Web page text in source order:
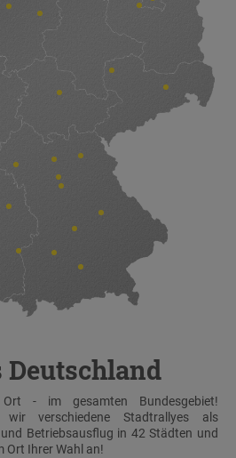
- im gesamten Bundesgebiet!
wir verschiedene Stadtrallyes als
Betriebsausflug in 42 Städten und
Ort Ihrer Wahl an!